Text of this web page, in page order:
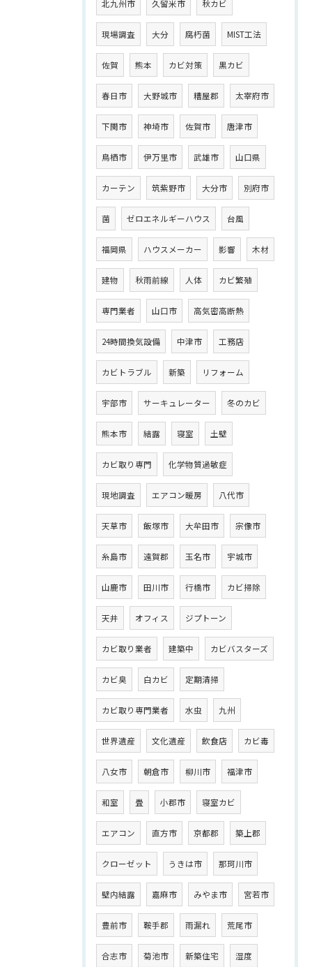
北九州市 久留米市 秋カビ
現場調査 大分 腐朽菌 MIST工法
佐賀 熊本 カビ対策 黒カビ
春日市 大野城市 糟屋郡 太宰府市
下関市 神埼市 佐賀市 唐津市
鳥栖市 伊万里市 武雄市 山口県
カーテン 筑紫野市 大分市 別府市
菌 ゼロエネルギーハウス 台風
福岡県 ハウスメーカー 影響 木材
建物 秋雨前線 人体 カビ繁殖
専門業者 山口市 高気密高断熱
24時間換気設備 中津市 工務店
カビトラブル 新築 リフォーム
宇部市 サーキュレーター 冬のカビ
熊本市 結露 寝室 土壁
カビ取り専門 化学物質過敏症
現地調査 エアコン暖房 八代市
天草市 飯塚市 大牟田市 宗像市
糸島市 遠賀郡 玉名市 宇城市
山鹿市 田川市 行橋市 カビ掃除
天井 オフィス ジプトーン
カビ取り業者 建築中 カビバスターズ
カビ臭 白カビ 定期清掃
カビ取り専門業者 水虫 九州
世界遺産 文化遺産 飲食店 カビ毒
八女市 朝倉市 柳川市 福津市
和室 畳 小郡市 寝室カビ
エアコン 直方市 京都郡 築上郡
クローゼット うきは市 那珂川市
壁内結露 嘉麻市 みやま市 宮若市
豊前市 鞍手郡 雨漏れ 荒尾市
合志市 菊池市 新築住宅 湿度